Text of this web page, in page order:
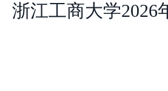
浙江工商大学2026